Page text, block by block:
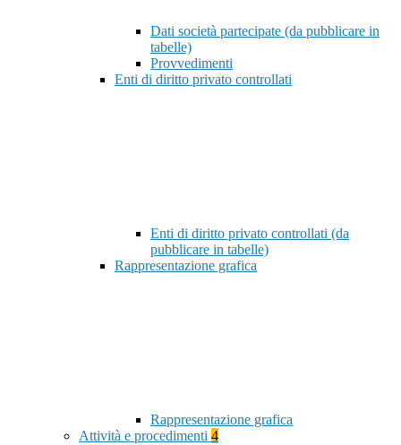
Dati società partecipate (da pubblicare in
tabelle)
Provvedimenti
Enti di diritto privato controllati
Enti di diritto privato controllati (da
pubblicare in tabelle)
Rappresentazione grafica
Rappresentazione grafica
Attività e procedimenti 4